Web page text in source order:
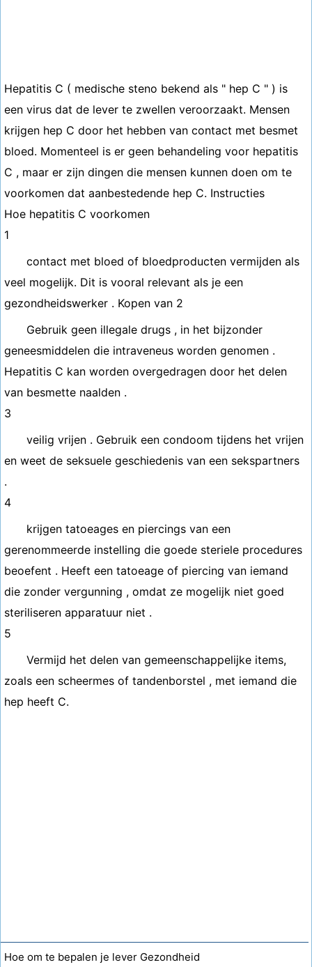
Hepatitis C ( medische steno bekend als " hep C " ) is
een virus dat de lever te zwellen veroorzaakt. Mensen
krijgen hep C door het hebben van contact met besmet
bloed. Momenteel is er geen behandeling voor hepatitis
C , maar er zijn dingen die mensen kunnen doen om te
voorkomen dat aanbestedende hep C. Instructies
Hoe hepatitis C voorkomen
1
contact met bloed of bloedproducten vermijden als
veel mogelijk. Dit is vooral relevant als je een
gezondheidswerker . Kopen van 2
Gebruik geen illegale drugs , in het bijzonder
geneesmiddelen die intraveneus worden genomen .
Hepatitis C kan worden overgedragen door het delen
van besmette naalden .
3
veilig vrijen . Gebruik een condoom tijdens het vrijen
en weet de seksuele geschiedenis van een sekspartners
.
4
krijgen tatoeages en piercings van een
gerenommeerde instelling die goede steriele procedures
beoefent . Heeft een tatoeage of piercing van iemand
die zonder vergunning , omdat ze mogelijk niet goed
steriliseren apparatuur niet .
5
Vermijd het delen van gemeenschappelijke items,
zoals een scheermes of tandenborstel , met iemand die
hep heeft C.
Hoe om te bepalen je lever Gezondheid